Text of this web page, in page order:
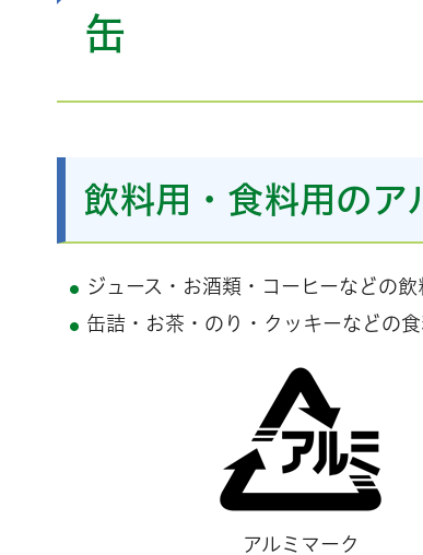
缶
飲料用・食料用のア
ジュース・お酒類・コーヒーなどの飲
缶詰・お茶・のり・クッキーなどの
アルミマーク